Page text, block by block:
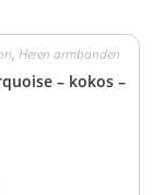
, Heren armbanden
– kokos –